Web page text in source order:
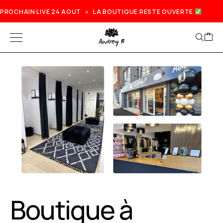
PROCHAIN LIVE 24 AOUT » LA BOUTIQUE RESTE OUVERTE
Prochain live lundi